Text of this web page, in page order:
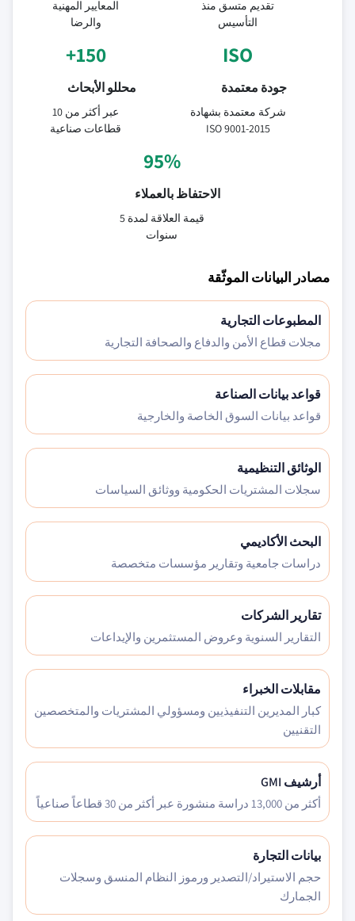
تقديم متسق منذ
التأسيس
المعايير المهنية
والرضا
ISO
جودة معتمدة
شركة معتمدة بشهادة
ISO 9001-2015
150+
محللو الأبحاث
عبر أكثر من 10
قطاعات صناعية
95%
الاحتفاظ بالعملاء
قيمة العلاقة لمدة 5
سنوات
مصادر البيانات الموثّقة
المطبوعات التجارية
مجلات قطاع الأمن والدفاع والصحافة التجارية
قواعد بيانات الصناعة
قواعد بيانات السوق الخاصة والخارجية
الوثائق التنظيمية
سجلات المشتريات الحكومية ووثائق السياسات
البحث الأكاديمي
دراسات جامعية وتقارير مؤسسات متخصصة
تقارير الشركات
التقارير السنوية وعروض المستثمرين والإيداعات
مقابلات الخبراء
كبار المديرين التنفيذيين ومسؤولي المشتريات والمتخصصين
التقنيين
أرشيف GMI
أكثر من 13,000 دراسة منشورة عبر أكثر من 30 قطاعاً صناعياً
بيانات التجارة
حجم الاستيراد/التصدير ورموز النظام المنسق وسجلات
الجمارك